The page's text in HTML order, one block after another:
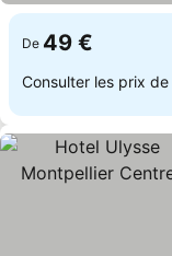
De 49 €
Consulter les prix de